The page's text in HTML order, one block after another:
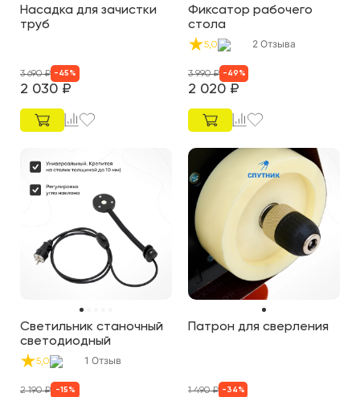
Насадка для зачистки
труб
2 030 ₽
3 690₽ - 45 %
Фиксатор рабочего
стола
5,0 2 Отзыва
2 020 ₽
3 990₽ - 49 %
Светильник станочный
светодиодный
5,0 1 Отзыв
2 190₽ -15 %
Патрон для сверления
1 490₽ - 34 %